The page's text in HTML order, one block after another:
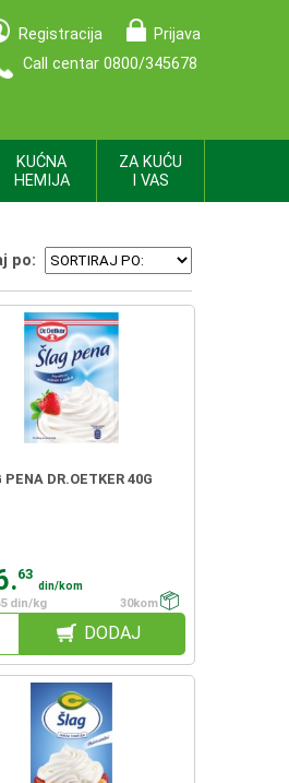
Registracija
Prijava
Call centar 0800/345678
KUĆNA
HEMIJA
ZA KUĆU
I VAS
po:
PENA DR.OETKER 40G
63
din/kom
din/kg
30kom
DODAJ